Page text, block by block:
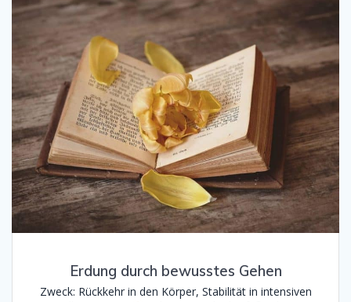
Erdung durch bewusstes Gehen
Zweck: Rückkehr in den Körper, Stabilität in intensiven